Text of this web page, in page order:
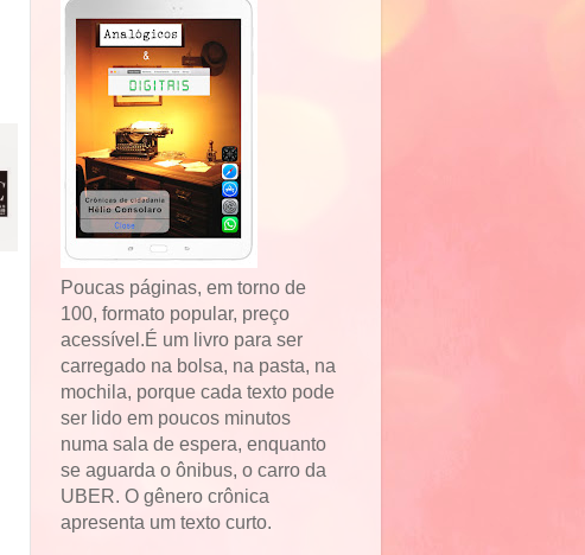
Poucas páginas, em torno de
100, formato popular, preço
acessível.É um livro para ser
carregado na bolsa, na pasta, na
mochila, porque cada texto pode
ser lido em poucos minutos
numa sala de espera, enquanto
se aguarda o ônibus, o carro da
UBER. O gênero crônica
apresenta um texto curto.